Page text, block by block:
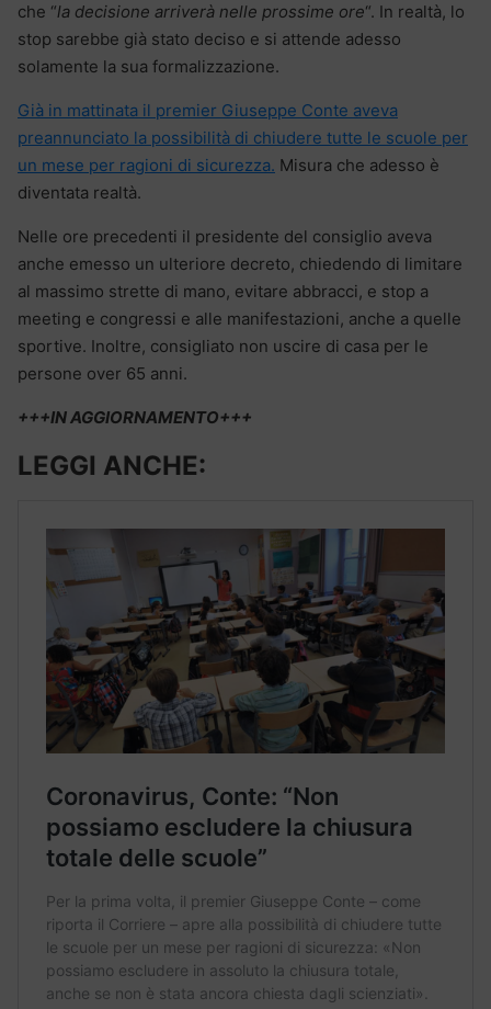
che “la decisione arriverà nelle prossime ore“. In realtà, lo
stop sarebbe già stato deciso e si attende adesso
solamente la sua formalizzazione.
Già in mattinata il premier Giuseppe Conte aveva
preannunciato la possibilità di chiudere tutte le scuole per
un mese per ragioni di sicurezza. Misura che adesso è
diventata realtà.
Nelle ore precedenti il presidente del consiglio aveva
anche emesso un ulteriore decreto, chiedendo di limitare
al massimo strette di mano, evitare abbracci, e stop a
meeting e congressi e alle manifestazioni, anche a quelle
sportive. Inoltre, consigliato non uscire di casa per le
persone over 65 anni.
+++IN AGGIORNAMENTO+++
LEGGI ANCHE: